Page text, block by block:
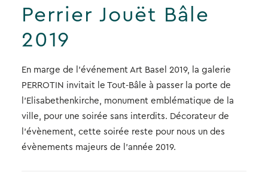
Perrier Jouët Bâle
2019
En marge de l’événement Art Basel 2019, la galerie
PERROTIN invitait le Tout-Bâle à passer la porte de
l’Elisabethenkirche, monument emblématique de la
ville, pour une soirée sans interdits. Décorateur de
l’évènement, cette soirée reste pour nous un des
évènements majeurs de l’année 2019.